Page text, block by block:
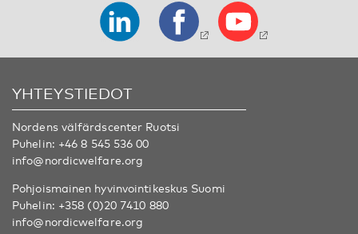
YHTEYSTIEDOT
Nordens välfärdscenter Ruotsi
Puhelin: +46 8 545 536 00
info@nordicwelfare.org
Pohjoismainen hyvinvointikeskus Suomi
Puhelin: +358 (0)20 7410 880
info@nordicwelfare.org